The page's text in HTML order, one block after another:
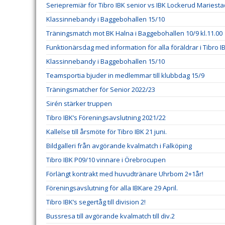
Seriepremiär för Tibro IBK senior vs IBK Lockerud
Klassinnebandy i Baggebohallen 15/10
Träningsmatch mot BK Halna i Baggebohallen 10/9 kl.11.00
Funktionärsdag med information för alla föräldrar i Tibro
Klassinnebandy i Baggebohallen 15/10
Teamsportia bjuder in medlemmar till klubbdag 15/9
Träningsmatcher för Senior 2022/23
Sirén stärker truppen
Tibro IBK’s Föreningsavslutning 2021/22
Kallelse till årsmöte för Tibro IBK 21 juni.
Bildgalleri från avgörande kvalmatch i Falköping
Tibro IBK P09/10 vinnare i Örebrocupen
Förlängt kontrakt med huvudtränare Uhrbom 2+1år!
Föreningsavslutning för alla IBKare 29 April.
Tibro IBK’s segertåg till division 2!
Bussresa till avgörande kvalmatch till div.2